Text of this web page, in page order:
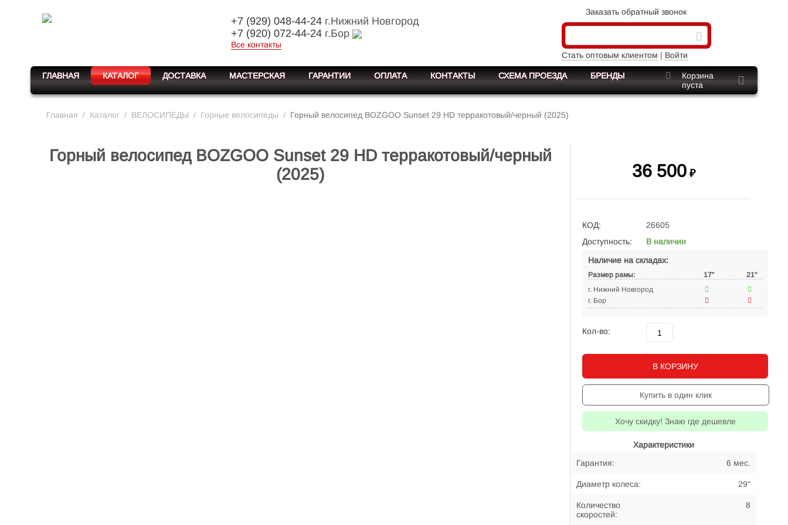
+7 (929) 048-44-24г.Нижний Новгород
+7 (920) 072-44-24г.Бор
Все контакты
Заказать обратный звонок
Стать оптовым клиентом | Войти
ГЛАВНАЯ КАТАЛОГ ДОСТАВКА МАСТЕРСКАЯ ГАРАНТИИ ОПЛАТА КОНТАКТЫ СХЕМА ПРОЕЗДА БРЕНДЫ
Корзина
пуста
Главная / Каталог / ВЕЛОСИПЕДЫ / Горные велосипеды / Горный велосипед BOZGOO Sunset 29 HD терракотовый/черный (2025)
Горный велосипед BOZGOO Sunset 29 HD терракотовый/черный
(2025)
36 500 ₽
КОД:
26605
Доступность:
В наличии
Наличие на складах:
Размер рамы: 17"
21"
г. Нижний Новгород
г. Бор
Кол-во:
В КОРЗИНУ
Купить в один клик
Хочу скидку! Знаю где дешевле
Характеристики
Гарантия:
6 мес.
Диаметр колеса: 29"
Количество
скоростей:
8